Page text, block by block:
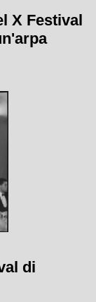
X Festival
di